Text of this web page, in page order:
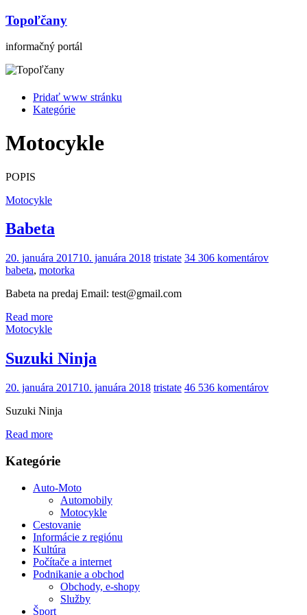
Topoľčany
informačný portál
Pridať www stránku
Kategórie
Motocykle
POPIS
Motocykle
Babeta
20. januára 201710. januára 2018 tristate 34 306 komentárov
babeta, motorka
Babeta na predaj Email: test@gmail.com
Read more
Motocykle
Suzuki Ninja
20. januára 201710. januára 2018 tristate 46 536 komentárov
Suzuki Ninja
Read more
Kategórie
Auto-Moto
Automobily
Motocykle
Cestovanie
Informácie z regiónu
Kultúra
Počítače a internet
Podnikanie a obchod
Obchody, e-shopy
Služby
Šport